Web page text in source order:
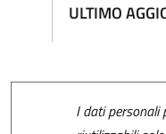
ULTIMO
I dati personali